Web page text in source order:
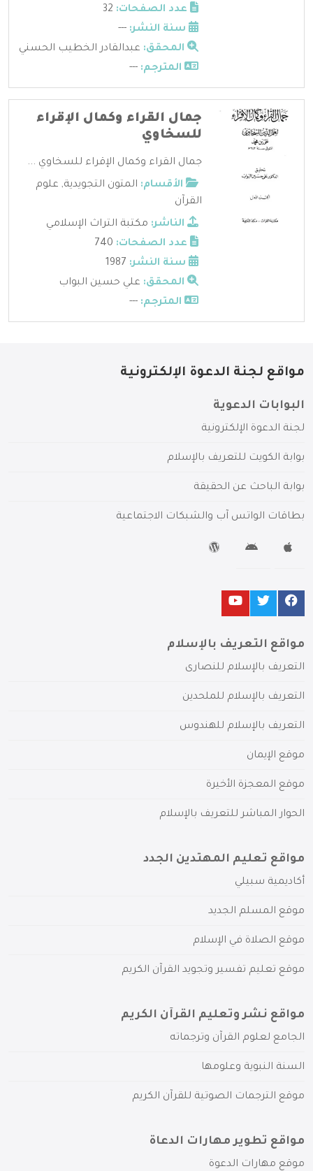
عدد الصفحات:
سنة النشر: ---
المحقق: عبدالقادر الخطيب الحسني
المترجم: ---
جمال القراء وكمال الإقراء
للسخاوي
جمال القراء وكمال الإقراء للسخاوي ...
الأقسام: المتون التجويدية, علوم
القرآن
الناشر: مكتبة التراث الإسلامي
عدد الصفحات:
سنة النشر:
المحقق: علي حسين البواب
المترجم: ---
مواقع لجنة الدعوة الإلكترونية
البوابات الدعوية
لجنة الدعوة الإلكترونية
بوابة الكويت للتعريف بالإسلام
بوابة الباحث عن الحقيقة
بطاقات الواتس آب والشبكات الاجتماعية
مواقع التعريف بالإسلام
التعريف بالإسلام للنصارى
التعريف بالإسلام للملحدين
التعريف بالإسلام للهندوس
موقع الإيمان
موقع المعجزة الأخيرة
الحوار المباشر للتعريف بالإسلام
مواقع تعليم المهتدين الجدد
أكاديمية سبيلي
موقع المسلم الجديد
موقع الصلاة في الإسلام
موقع تعليم تفسير وتجويد القرآن الكريم
مواقع نشر وتعليم القرآن الكريم
الجامع لعلوم القرآن وترجماته
السنة النبوية وعلومها
موقع الترجمات الصوتية للقرآن الكريم
مواقع تطوير مهارات الدعاة
موقع مهارات الدعوة